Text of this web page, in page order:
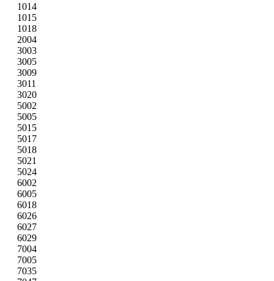
1014
1015
1018
2004
3003
3005
3009
3011
3020
5002
5005
5015
5017
5018
5021
5024
6002
6005
6018
6026
6027
6029
7004
7005
7035